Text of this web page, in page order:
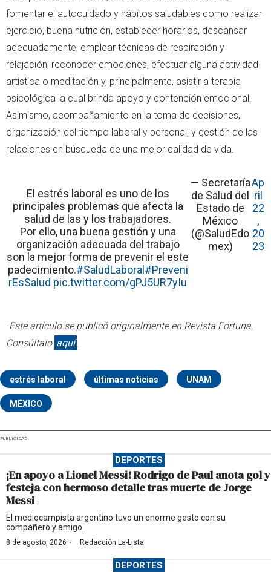
fomentar el autocuidado y hábitos saludables como realizar
ejercicio, buena nutrición, establecer horarios, descansar
adecuadamente, emplear técnicas de respiración y
relajación, reconocer emociones, efectuar alguna actividad
artística o meditación y, principalmente, asistir a terapia
psicológica la cual brinda apoyo y contención emocional.
Asimismo, acompañamiento en la toma de decisiones,
organización del tiempo laboral y personal, y gestión de las
relaciones en búsqueda de una mejor calidad de vida.
El estrés laboral es uno de los
principales problemas que afecta la
salud de las y los trabajadores.
Por ello, una buena gestión y una
organización adecuada del trabajo
son la mejor forma de prevenir el este
padecimiento.#SaludLaboral #Preveni
rEsSalud pic.twitter.com/gPJ5UR7yIu
— Secretaría
de Salud del
Estado de
México
(@SaludEdo
mex)
Ap
ril
22
,
20
23
-Este artículo se publicó originalmente en Revista Fortuna.
Consúltalo aquí .
estrés laboral últimas noticias UNAM
MÉXICO
PUBLICIDAD
DEPORTES
¡En apoyo a Lionel Messi! Rodrigo de Paul anota gol y
festeja con hermoso detalle tras muerte de Jorge
Messi
El mediocampista argentino tuvo un enorme gesto con su
compañero y amigo.
8 de agosto, 2026 · Redacción La-Lista
DEPORTES